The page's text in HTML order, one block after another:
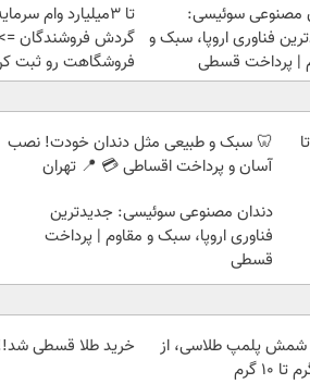
مصنوعی سوئیسی:
فناوری اروپا، سبک و
| پرداخت قسطی
تا 3میلیارد وام
گردش فروشندگان
فروشگاهت رو ثبت
تا
🦷 سبک و طبیعی مثل دندان خودت! نصب
آسان و پرداخت اقساطی 💳 📍 تهران
دندان مصنوعی سوئیسی: جدیدترین
فناوری اروپا، سبک و مقاوم | پرداخت
قسطی
شمش پلمپ طلاسی، از
خرید طلا قسطی